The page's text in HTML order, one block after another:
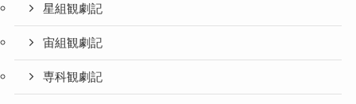
星組観劇記
宙組観劇記
専科観劇記